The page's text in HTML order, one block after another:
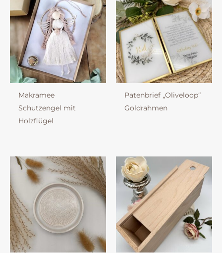
Makramee
Schutzengel mit
Holzflügel
Patenbrief „Oliveloop“
Goldrahmen